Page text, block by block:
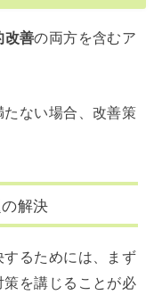
改善の両方を含むア
ない場合、改善策
解決
るためには、まず
を講じることが必